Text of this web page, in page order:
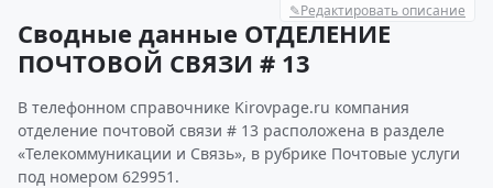
✎Редактировать описание
Сводные данные ОТДЕЛЕНИЕ
ПОЧТОВОЙ СВЯЗИ # 13
В телефонном справочнике Kirovpage.ru компания
отделение почтовой связи # 13 расположена в разделе
«Телекоммуникации и Связь», в рубрике Почтовые услуги
под номером 629951.